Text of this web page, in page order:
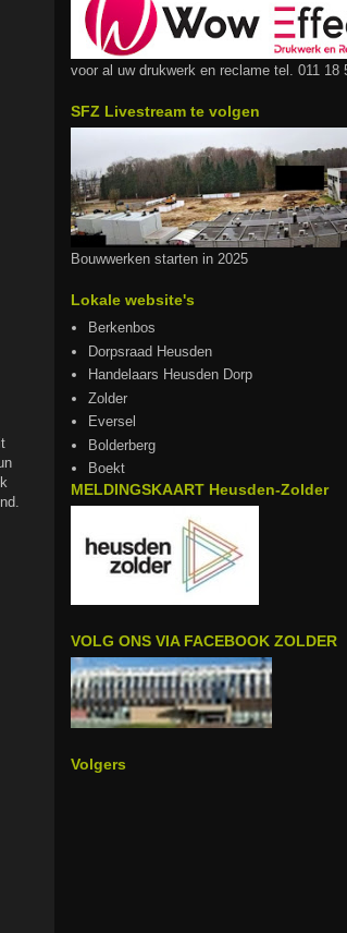
voor al uw drukwerk en reclame tel. 011 18
SFZ Livestream te volgen
Bouwwerken starten in 2025
Lokale website's
Berkenbos
Dorpsraad Heusden
Handelaars Heusden Dorp
Zolder
Eversel
Bolderberg
Boekt
MELDINGSKAART Heusden-Zolder
VOLG ONS VIA FACEBOOK ZOLDER
Volgers